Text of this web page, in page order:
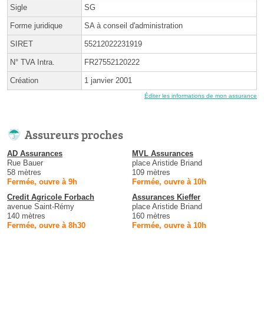
Sigle SG
Forme juridique SA à conseil d'administration
SIRET 55212022231919
N° TVA Intra. FR27552120222
Création 1 janvier 2001
Éditer les informations de mon assurance
Assureurs proches
AD Assurances
Rue Bauer
58 mètres
Fermée, ouvre à 9h
MVL Assurances
place Aristide Briand
109 mètres
Fermée, ouvre à 10h
Credit Agricole Forbach
avenue Saint-Rémy
140 mètres
Fermée, ouvre à 8h30
Assurances Kieffer
place Aristide Briand
160 mètres
Fermée, ouvre à 10h